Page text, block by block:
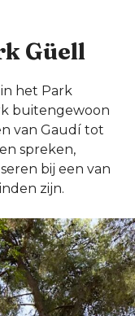
Güell
het Park
buitengewoon
van Gaudí tot
spreken,
bij een van
zijn.